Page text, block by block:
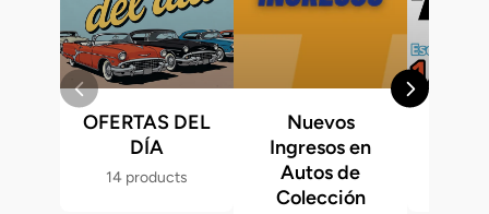
OFERTAS DEL
DÍA
14 products
Nuevos
Ingresos en
Autos de
Colección